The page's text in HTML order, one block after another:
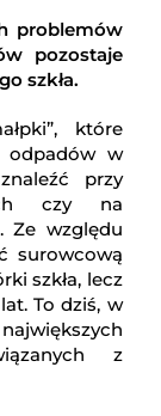
problemów
pozostaje
szkła.
które
odpadów w
przy
czy na
Ze względu
surowcową
szkła, lecz
To dziś, w
z